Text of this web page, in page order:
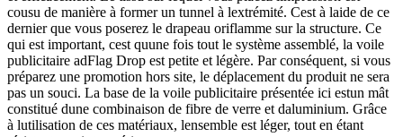
cousu de manière à former un tunnel à lextrémité. Cest à laide de ce
dernier que vous poserez le drapeau oriflamme sur la structure. Ce
qui est important, cest quune fois tout le système assemblé, la voile
publicitaire adFlag Drop est petite et légère. Par conséquent, si vous
préparez une promotion hors site, le déplacement du produit ne sera
pas un souci. La base de la voile publicitaire présentée ici estun mât
constitué dune combinaison de fibre de verre et daluminium. Grâce
à lutilisation de ces matériaux, lensemble est léger, tout en étant